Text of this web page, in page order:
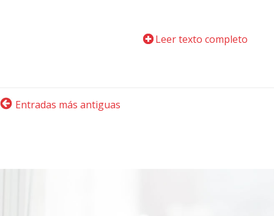
Leer texto completo
Entradas más antiguas